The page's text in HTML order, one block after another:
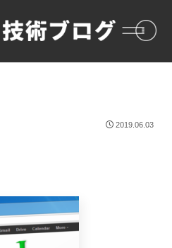
2019.06.03